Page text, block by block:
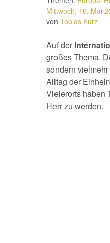
Mittwoch, 16. Mai
von Tobias Kurz
Auf der
großes Thema.
sondern
Alltag der
Vielerorts haben
Herr zu werden.